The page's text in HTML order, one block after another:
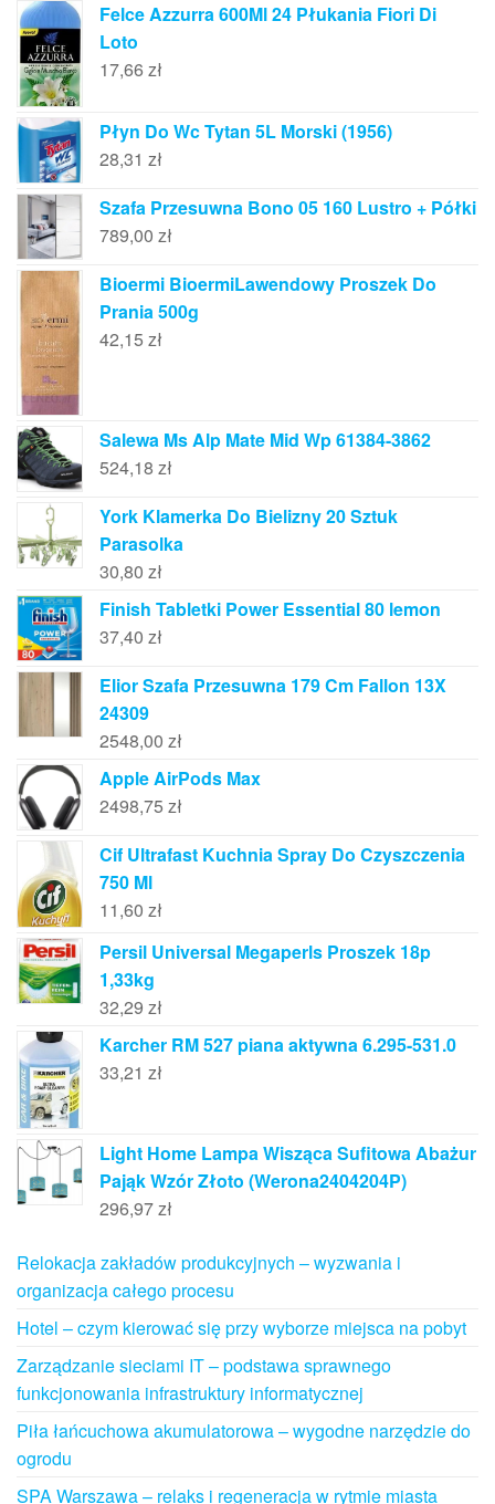
Felce Azzurra 600Ml 24 Płukania Fiori Di
Loto
17,66 zł
Płyn Do Wc Tytan 5L Morski (1956)
28,31 zł
Szafa Przesuwna Bono 05 160 Lustro + Półki
789,00 zł
Bioermi BioermiLawendowy Proszek Do
Prania 500g
42,15 zł
Salewa Ms Alp Mate Mid Wp 61384-3862
524,18 zł
York Klamerka Do Bielizny 20 Sztuk
Parasolka
30,80 zł
Finish Tabletki Power Essential 80 lemon
37,40 zł
Elior Szafa Przesuwna 179 Cm Fallon 13X
24309
2548,00 zł
Apple AirPods Max
2498,75 zł
Cif Ultrafast Kuchnia Spray Do Czyszczenia
750 Ml
11,60 zł
Persil Universal Megaperls Proszek 18p
1,33kg
32,29 zł
Karcher RM 527 piana aktywna 6.295-531.0
33,21 zł
Light Home Lampa Wisząca Sufitowa Abażur
Pająk Wzór Złoto (Werona2404204P)
296,97zł
Relokacja zakładów produkcyjnych – wyzwania i
organizacja całego procesu
Hotel – czym kierować się przy wyborze miejsca na pobyt
Zarządzanie sieciami IT – podstawa sprawnego
funkcjonowania infrastruktury informatycznej
Piła łańcuchowa akumulatorowa – wygodne narzędzie do
ogrodu
SPA Warszawa – relaks i regeneracja w rytmie miasta